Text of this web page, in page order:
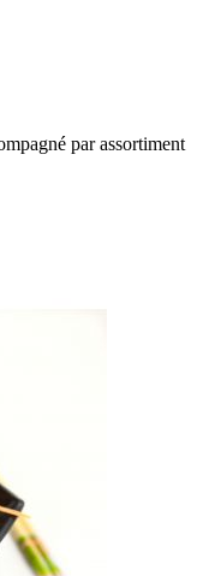
par assortiment